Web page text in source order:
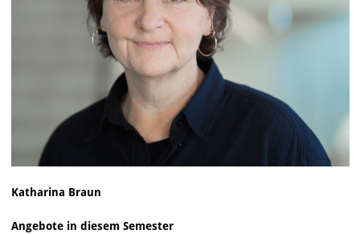
Katharina Braun
Angebote in diesem Semester